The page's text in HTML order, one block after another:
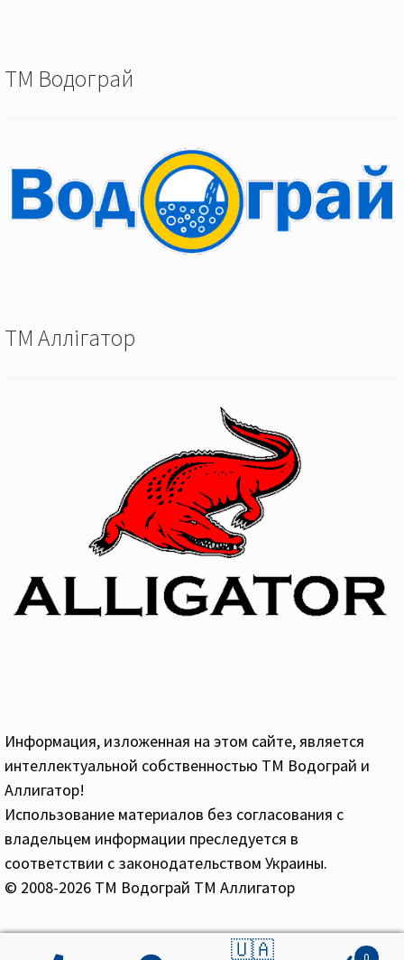
ТМ Водограй
ТМ Аллігатор
Информация, изложенная на этом сайте, является
интеллектуальной собственностью ТМ Водограй и
Аллигатор!
Использование материалов без согласования с
владельцем информации преследуется в
соответствии с законодательством Украины.
© 2008-2026 ТМ Водограй ТМ Аллигатор
🇺🇦